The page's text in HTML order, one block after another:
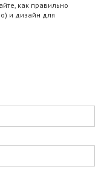
как правильно
и дизайн для